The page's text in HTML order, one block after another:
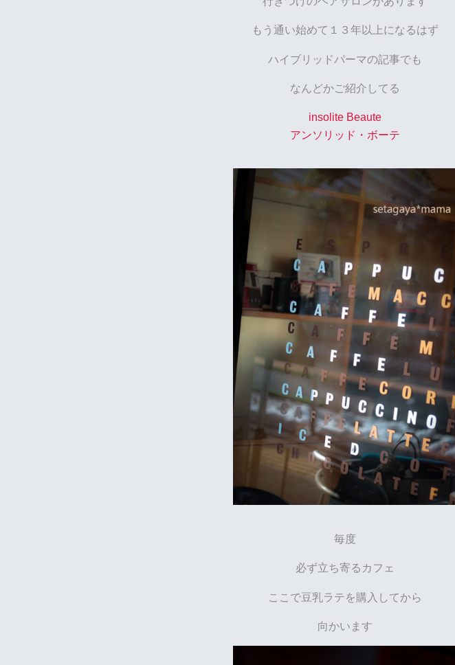
もう通い始めて１３年以上になるはず
ハイブリッドパーマの記事でも
なんどかご紹介してる
insolite Beaute
アンソリッド・ボーテ
毎度
必ず立ち寄るカフェ
ここで豆乳ラテを購入してから
向かいます